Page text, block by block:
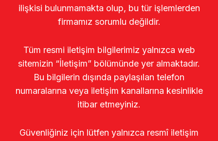
ilişkisi bulunmamakta olup, bu tür işlemlerden
firmamız sorumlu değildir.
Tüm resmi iletişim bilgilerimiz yalnızca web
sitemizin “İletişim” bölümünde yer almaktadır.
Bu bilgilerin dışında paylaşılan telefon
numaralarına veya iletişim kanallarına kesinlikle
itibar etmeyiniz.
Güvenliğiniz için lütfen yalnızca resmî iletişim